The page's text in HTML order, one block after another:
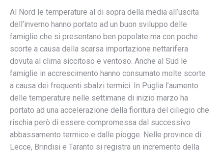
Al Nord le temperature al di sopra della media all’uscita
dell’inverno hanno portato ad un buon sviluppo delle
famiglie che si presentano ben popolate ma con poche
scorte a causa della scarsa importazione nettarifera
dovuta al clima siccitoso e ventoso. Anche al Sud le
famiglie in accrescimento hanno consumato molte scorte
a causa dei frequenti sbalzi termici. In Puglia l’aumento
delle temperature nelle settimane di inizio marzo ha
portato ad una accelerazione della fioritura del ciliegio che
rischia però di essere compromessa dal successivo
abbassamento termico e dalle piogge. Nelle province di
Lecce, Brindisi e Taranto si registra un incremento della